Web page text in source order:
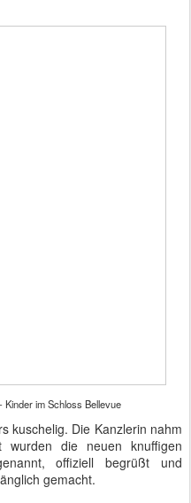
im Schloss Bellevue
kuschelig. Die Kanzlerin nahm
die neuen knuffigen
offiziell begrüßt und
gemacht.